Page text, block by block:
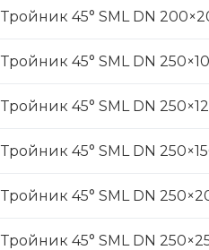
Тройник 45° SML DN
Тройник 45° SML DN
Тройник 45° SML DN
Тройник 45° SML DN
Тройник 45° SML DN
Тройник 45° SML DN